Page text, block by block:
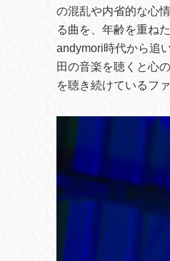
の混乱や内省的な心
る曲を、年齢を重ね
andymori時代から追
田の音楽を聴くと心
を聴き続けているフ